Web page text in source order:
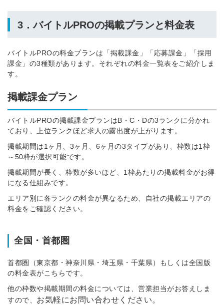
3．バイトルPROの掲載プランと料金表
バイトルPROの料金プランは「掲載課金」「応募課金」「採用
課金」の3種類があります。それぞれの料金一覧表をご紹介しま
す。
掲載課金プラン
バイトルPROの掲載課金プランはB・C・Dの3ランクに分かれ
ており、上位ランクほど求人の露出度が上がります。
掲載期間は1ヶ月、3ヶ月、6ヶ月の3タイプがあり、枠数は1枠
～50枠が選択可能です。
掲載期間が長く、枠数が多いほど、1枠あたりの掲載料金がお得
になる仕組みです。
エリア別に各ランクの料金が異なるため、自社の掲載エリアの
料金をご確認ください。
全国・首都圏
首都圏（東京都・神奈川県・埼玉県・千葉県）もしくは全国版
の料金表がこちらです。
他の枠数や掲載期間の料金については、営業担当がお答えしま
すので、 お気軽にお問い合わせください。